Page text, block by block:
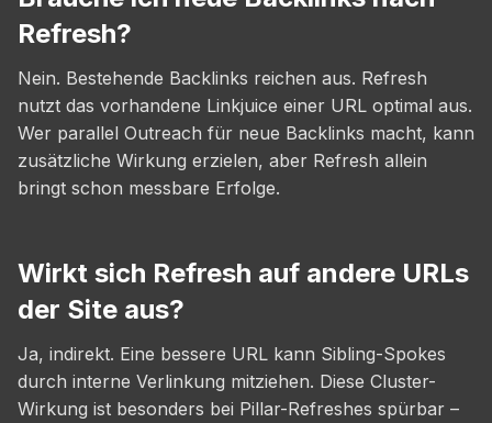
Refresh?
Nein. Bestehende Backlinks reichen aus. Refresh
nutzt das vorhandene Linkjuice einer URL optimal aus.
Wer parallel Outreach für neue Backlinks macht, kann
zusätzliche Wirkung erzielen, aber Refresh allein
bringt schon messbare Erfolge.
Wirkt sich Refresh auf andere URLs
der Site aus?
Ja, indirekt. Eine bessere URL kann Sibling-Spokes
durch interne Verlinkung mitziehen. Diese Cluster-
Wirkung ist besonders bei Pillar-Refreshes spürbar –